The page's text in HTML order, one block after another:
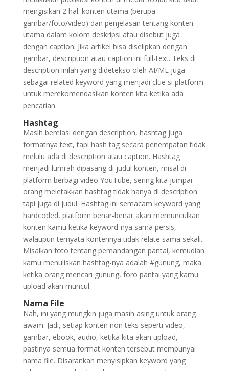
mengisikan 2 hal: konten utama (berupa
gambar/foto/video) dan penjelasan tentang konten
utama dalam kolom deskripsi atau disebut juga
dengan caption. Jika artikel bisa diselipkan dengan
gambar, description atau caption ini full-text. Teks di
description inilah yang didetekso oleh AI/ML juga
sebagai related keyword yang menjadi clue si platform
untuk merekomendasikan konten kita ketika ada
pencarian.
Hashtag
Masih berelasi dengan description, hashtag juga
formatnya text, tapi hash tag secara penempatan tidak
melulu ada di description atau caption. Hashtag
menjadi lumrah dipasang di judul konten, misal di
platform berbagi video YouTube, sering kita jumpai
orang meletakkan hashtag tidak hanya di description
tapi juga di judul. Hashtag ini semacam keyword yang
hardcoded, platform benar-benar akan memunculkan
konten kamu ketika keyword-nya sama persis,
walaupun ternyata kontennya tidak relate sama sekali.
Misalkan foto tentang pemandangan pantai, kemudian
kamu menuliskan hashtag-nya adalah #gunung, maka
ketika orang mencari gunung, foro pantai yang kamu
upload akan muncul.
Nama File
Nah, ini yang mungkin juga masih asing untuk orang
awam. Jadi, setiap konten non teks seperti video,
gambar, ebook, audio, ketika kita akan upload,
pastinya semua format konten tersebut mempunyai
nama file. Disarankan menyisipkan keyword yang